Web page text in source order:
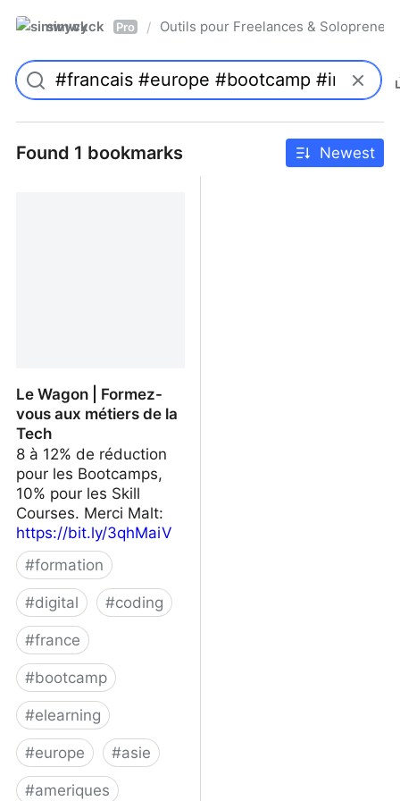
simwyck Pro / Outils pour Freelances &
Found 1 bookmarks Newest
Le Wagon | Formez-
vous aux métiers de la
Tech
8 à 12% de réduction
pour les Bootcamps,
10% pour les Skill
Courses. Merci Malt:
https://bit.ly/3qhMaiV
#formation
#digital #coding
#france
#bootcamp
#elearning
#europe #asie
#ameriques